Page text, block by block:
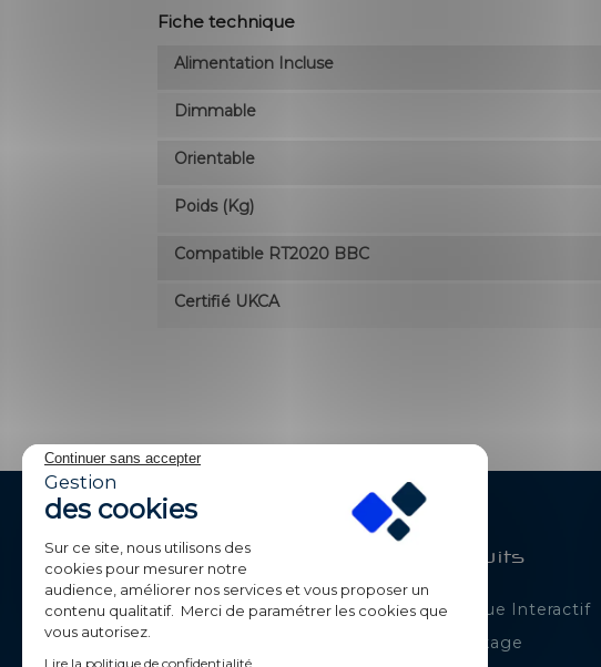
Fiche technique
Alimentation Incluse
Dimmable
Orientable
Poids (kg)
Compatible RT2020 BBC
Certifié UKCA
Contactez-Nous
BE-LED
Parc de Calvi
Produits
Catalogue Interactif
Déstockage
Continuer sans accepter
Gestion
des cookies
Sur ce site, nous utilisons des
cookies pour mesurer notre
audience, améliorer nos services et vous proposer un
contenu qualitatif. Merci de paramétrer les cookies que
vous autorisez.
Lire la politique de confidentialité